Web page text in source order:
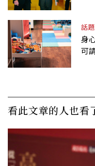
話題
身
可
看此文章的人也看